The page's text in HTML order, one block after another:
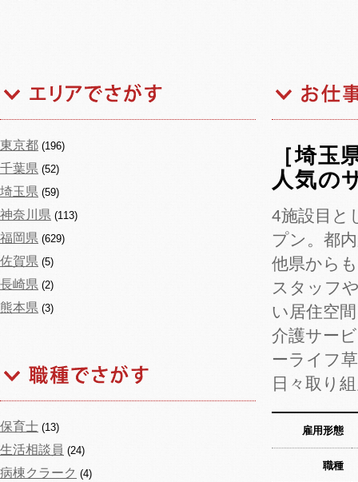
東京都 (196)
千葉県 (52)
埼玉県 (59)
神奈川県 (113)
福岡県 (629)
佐賀県 (5)
長崎県 (2)
熊本県 (3)
保育士 (13)
生活相談員 (24)
病棟クラーク (4)
［埼
人気の
4施設目と
プン。都
他県から
スタッフ
い居住空
介護サー
ーライフ
日々取り
雇用形態
職種